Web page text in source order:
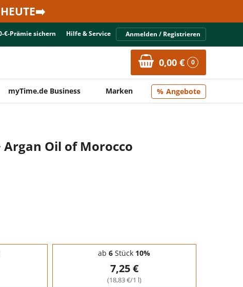
€-Prämie sichern Hilfe & Service Anmelden / Registrieren
0,00 € 0
myTime.de Business Marken Angebote
Argan Oil of Morocco
ab 6 Stück 10%
7,25 €
(18,83 €/1 l)